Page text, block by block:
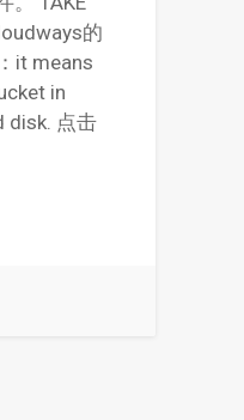
的
it means
in
disk. 点击